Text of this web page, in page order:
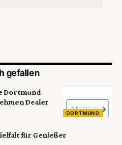
gefallen
DORTMUND
Dortmund
Dealer
für Genießer